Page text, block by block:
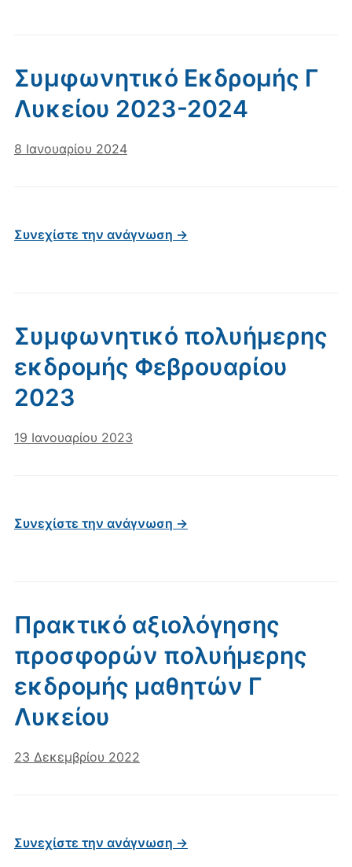
Συμφωνητικό Εκδρομής Γ
Λυκείου 2023-2024
8 Ιανουαρίου 2024
Συνεχίστε την ανάγνωση →
Συμφωνητικό πολυήμερης
εκδρομής Φεβρουαρίου
2023
19 Ιανουαρίου 2023
Συνεχίστε την ανάγνωση →
Πρακτικό αξιολόγησης
προσφορών πολυήμερης
εκδρομής μαθητών Γ
Λυκείου
23 Δεκεμβρίου 2022
Συνεχίστε την ανάγνωση →